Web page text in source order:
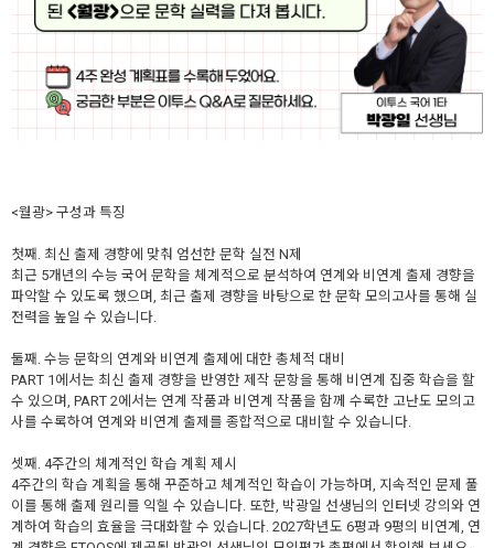
<월광> 구성과 특징
첫째. 최신 출제 경향에 맞춰 엄선한 문학 실전 N제
최근 5개년의 수능 국어 문학을 체계적으로 분석하여 연계와 비연계 출제 경향을
파악할 수 있도록 했으며, 최근 출제 경향을 바탕으로 한 문학 모의고사를 통해 실
전력을 높일 수 있습니다.
둘째. 수능 문학의 연계와 비연계 출제에 대한 총체적 대비
PART 1에서는 최신 출제 경향을 반영한 제작 문항을 통해 비연계 집중 학습을 할
수 있으며, PART 2에서는 연계 작품과 비연계 작품을 함께 수록한 고난도 모의고
사를 수록하여 연계와 비연계 출제를 종합적으로 대비할 수 있습니다.
셋째. 4주간의 체계적인 학습 계획 제시
4주간의 학습 계획을 통해 꾸준하고 체계적인 학습이 가능하며, 지속적인 문제 풀
이를 통해 출제 원리를 익힐 수 있습니다. 또한, 박광일 선생님의 인터넷 강의와 연
계하여 학습의 효율을 극대화할 수 있습니다. 2027학년도 6평과 9평의 비연계, 연